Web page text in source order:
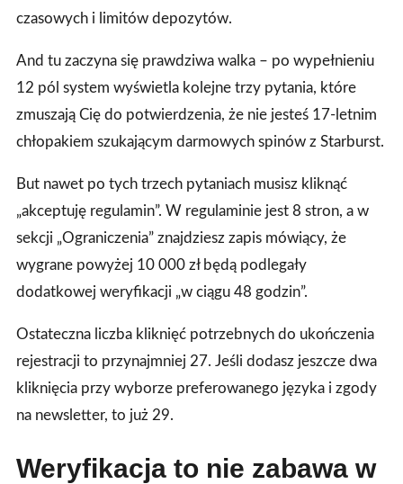
czasowych i limitów depozytów.
And tu zaczyna się prawdziwa walka – po wypełnieniu
12 pól system wyświetla kolejne trzy pytania, które
zmuszają Cię do potwierdzenia, że nie jesteś 17‑letnim
chłopakiem szukającym darmowych spinów z Starburst.
But nawet po tych trzech pytaniach musisz kliknąć
„akceptuję regulamin”. W regulaminie jest 8 stron, a w
sekcji „Ograniczenia” znajdziesz zapis mówiący, że
wygrane powyżej 10 000 zł będą podlegały
dodatkowej weryfikacji „w ciągu 48 godzin”.
Ostateczna liczba kliknięć potrzebnych do ukończenia
rejestracji to przynajmniej 27. Jeśli dodasz jeszcze dwa
kliknięcia przy wyborze preferowanego języka i zgody
na newsletter, to już 29.
Weryfikacja to nie zabawa w